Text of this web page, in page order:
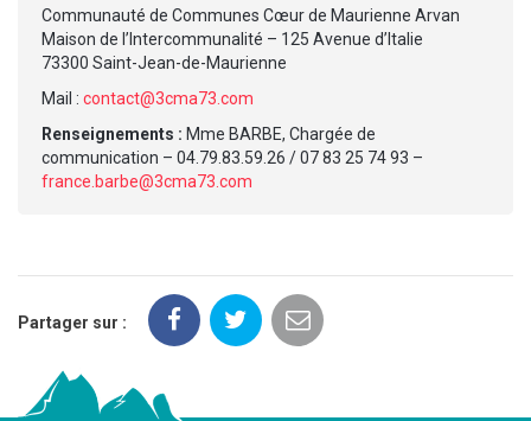
Communauté de Communes Cœur de Maurienne Arvan
Maison de l’Intercommunalité – 125 Avenue d’Italie
73300 Saint-Jean-de-Maurienne
Mail : contact@3cma73.com
Renseignements : Mme BARBE, Chargée de
communication – 04.79.83.59.26 / 07 83 25 74 93 –
france.barbe@3cma73.com
Partager sur :